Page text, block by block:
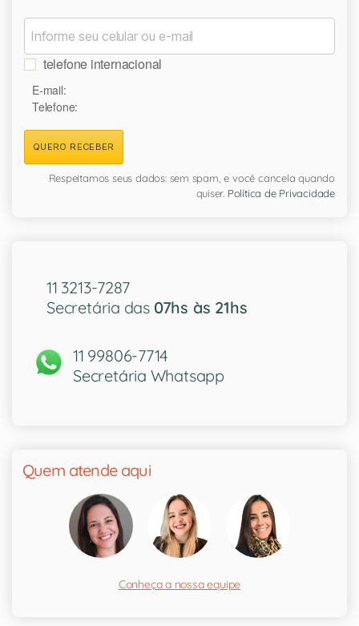
telefone internacional
E-mail:
Telefone:
QUERO RECEBER
Respeitamos seus dados: sem spam, e você cancela quando
quiser. Política de Privacidade
11 3213-7287
Secretária das 07hs às 21hs
11 99806-7714
Secretária Whatsapp
Quem atende aqui
Conheça a nossa equipe